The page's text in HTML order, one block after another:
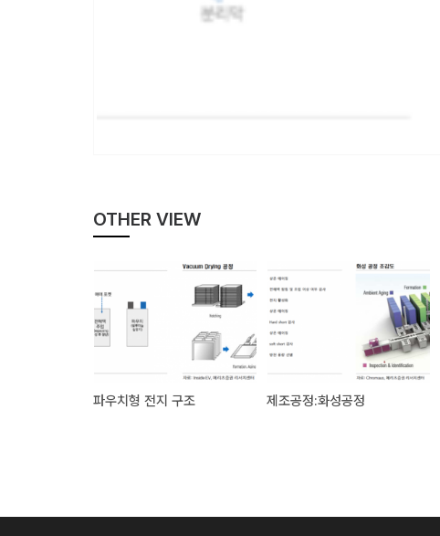
OTHER VIEW
파우치형 전지 구조 제조공정:화성공정